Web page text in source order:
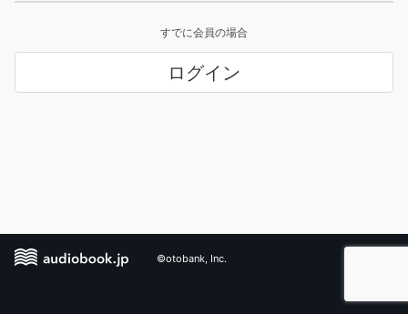
すでに会員の場合
ログイン
©otobank, Inc.